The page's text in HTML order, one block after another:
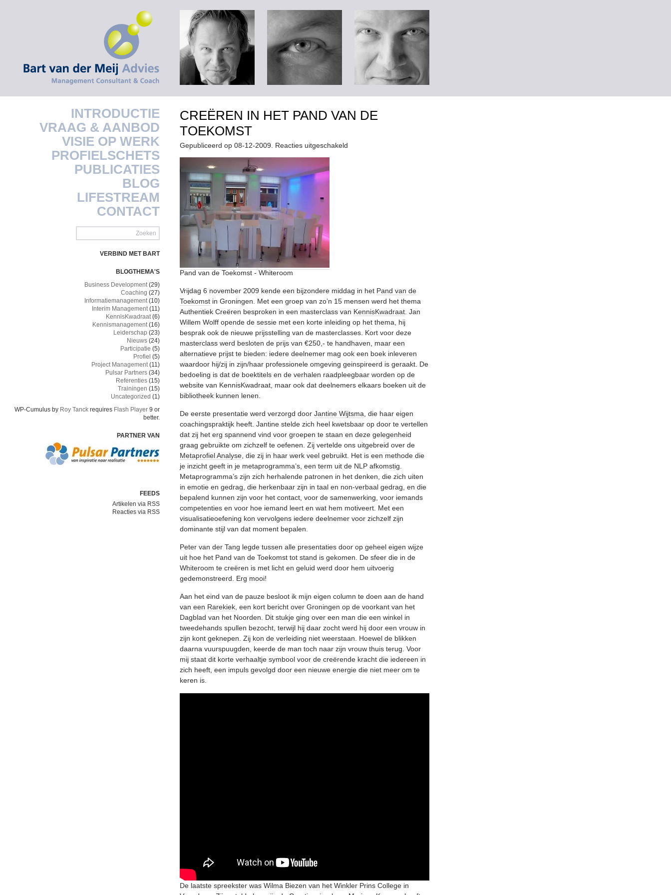
INTRODUCTIE
VRAAG & AANBOD
VISIE OP WERK
PROFIELSCHETS
PUBLICATIES
BLOG
LIFESTREAM
CONTACT
VERBIND MET BART
BLOGTHEMA'S
Business Development(29)
Coaching (27)
Informatiemanagement(10)
Interim Management(11)
KennisKwadraat(6)
Kennismanagement(16)
Leiderschap (23)
Nieuws (24)
Participatie (5)
Profiel (5)
Project Management(11)
Pulsar Partners (34)
Referenties (15)
Trainingen (15)
Uncategorized (1)
WP-Cumulus by Roy Tanck requires Flash Player 9 or
better.
PARTNER VAN
FEEDS
Artikelen via RSS
Reacties via RSS
CREËREN IN HET PAND VAN DE
TOEKOMST
Gepubliceerd op 08-12-2009. Reacties uitgeschakeld
Pand van de Toekomst - Whiteroom
Vrijdag 6 november 2009 kende een bijzondere middag in het Pand van de
Toekomst in Groningen. Met een groep van zo’n 15 mensen werd het thema
Authentiek Creëren besproken in een masterclass van KennisKwadraat . Jan
Willem Wolff opende de sessie met een korte inleiding op het thema, hij
besprak ook de nieuwe prijsstelling van de masterclasses. Kort voor deze
masterclass werd besloten de prijs van €250,- te handhaven, maar een
alternatieve prijst te bieden: iedere deelnemer mag ook een boek inleveren
waardoor hij/zij in zijn/haar professionele omgeving geinspireerd is geraakt. De
bedoeling is dat de boektitels en de verhalen raadpleegbaar worden op de
website van KennisKwadraat, maar ook dat deelnemers elkaars boeken uit de
bibliotheek kunnen lenen.
De eerste presentatie werd verzorgd door Jantine Wijtsma , die haar eigen
coachingspraktijk heeft. Jantine stelde zich heel kwetsbaar op door te vertellen
dat zij het erg spannend vind voor groepen te staan en deze gelegenheid
graag gebruikte om zichzelf te oefenen. Zij vertelde ons uitgebreid over de
Metaprofiel Analyse , die zij in haar werk veel gebruikt. Het is een methode die
je inzicht geeft in je metaprogramma’s, een term uit de NLP afkomstig.
Metaprogramma’s zijn zich herhalende patronen in het denken, die zich uiten
in emotie en gedrag, die herkenbaar zijn in taal en non-verbaal gedrag, en die
bepalend kunnen zijn voor het contact, voor de samenwerking, voor iemands
competenties en voor hoe iemand leert en wat hem motiveert. Met een
visualisatieoefening kon vervolgens iedere deelnemer voor zichzelf zijn
dominante stijl van dat moment bepalen.
Peter van der Tang legde tussen alle presentaties door op geheel eigen wijze
uit hoe het Pand van de Toekomst tot stand is gekomen. De sfeer die in de
Whiteroom te creëren is met licht en geluid werd door hem uitvoerig
gedemonstreerd. Erg mooi!
Aan het eind van de pauze besloot ik mijn eigen column te doen aan de hand
van een Rarekiek , een kort bericht over Groningen op de voorkant van het
Dagblad van het Noorden. Dit stukje ging over een man die een winkel in
tweedehands spullen bezocht, terwijl hij daar zocht werd hij door een vrouw in
zijn kont geknepen. Zij kon de verleiding niet weerstaan. Hoewel de blikken
daarna vuurspuugden, keerde de man toch naar zijn vrouw thuis terug. Voor
mij staat dit korte verhaaltje symbool voor de creërende kracht die iedereen in
zich heeft, een impuls gevolgd door een nieuwe energie die niet meer om te
keren is.
De laatste spreekster was Wilma Biezen van het Winkler Prins College in